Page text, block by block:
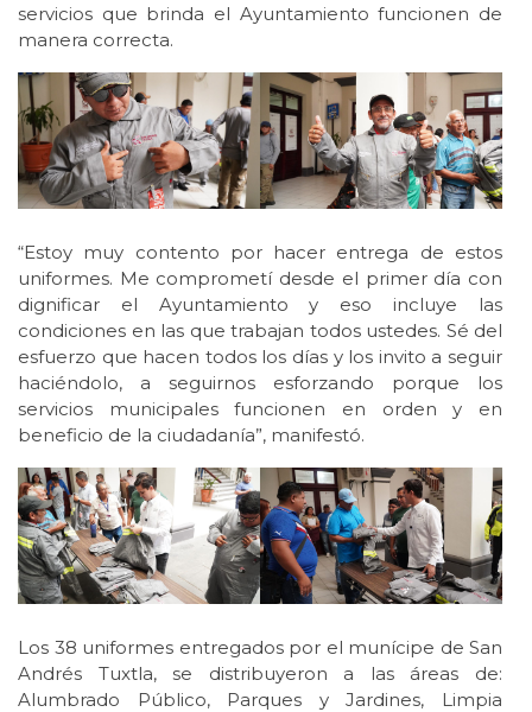
servicios que brinda el Ayuntamiento funcionen de
manera correcta.
“Estoy muy contento por hacer entrega de estos
uniformes. Me comprometí desde el primer día con
dignificar el Ayuntamiento y eso incluye las
condiciones en las que trabajan todos ustedes. Sé del
esfuerzo que hacen todos los días y los invito a seguir
haciéndolo, a seguirnos esforzando porque los
servicios municipales funcionen en orden y en
beneficio de la ciudadanía”, manifestó.
Los 38 uniformes entregados por el munícipe de San
Andrés Tuxtla, se distribuyeron a las áreas de:
Alumbrado Público, Parques y Jardines, Limpia